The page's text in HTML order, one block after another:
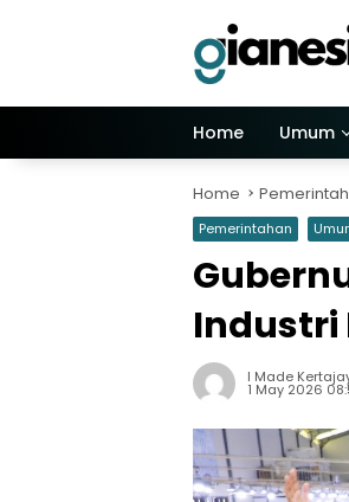
Home Umum
Home
Pemerintahan
Industri
I Made
1 May 2026